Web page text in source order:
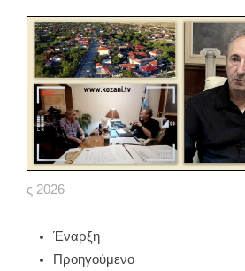
ς 2026
Έναρξη
Προηγούμενο